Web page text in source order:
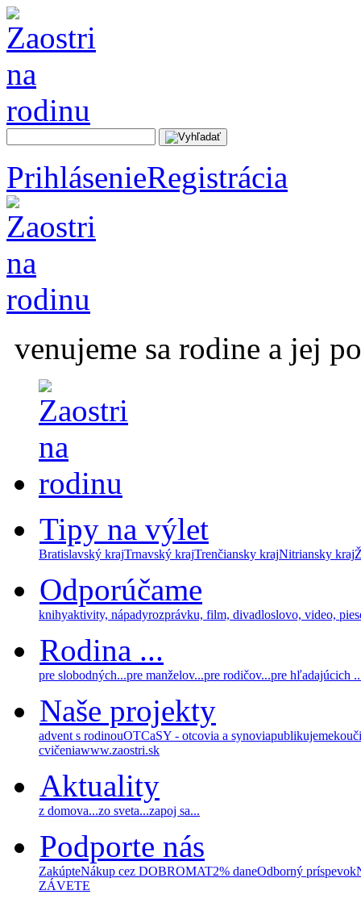
PrihlásenieRegistrácia
venujeme sa rodine a jej
Tipy na výlet
Bratislavský krajTrnavský krajTrenčiansky krajNitriansky kraj
Odporúčame
knihyaktivity, nápadyrozprávku, film, divadloslovo, video,
Rodina ...
pre slobodných...pre manželov...pre rodičov...pre hľadajúcich
Naše projekty
advent s rodinouOTCaSY - otcovia a synoviapublikujeme
cvičeniawww.zaostri.sk
Aktuality
z domova...zo sveta...zapoj sa...
Podporte nás
ZakúpteNákup cez DOBROMAT2% daneOdborný príspevok
ZÁVETE